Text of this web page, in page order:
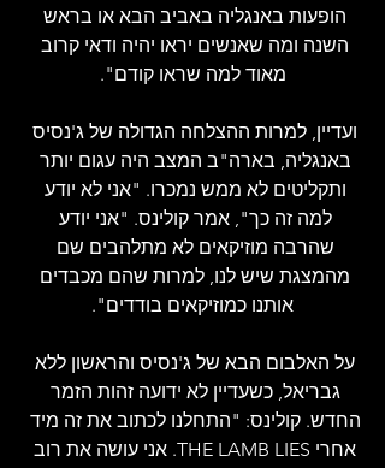
הופעות באנגליה באביב הבא או בראש
השנה ומה שאנשים יראו יהיה ודאי קרוב
מאוד למה שראו קודם".
ועדיין, למרות ההצלחה הגדולה של ג'נסיס
באנגליה, בארה"ב המצב היה עגום יותר
ותקליטים לא ממש נמכרו. "אני לא יודע
למה זה כך", אמר קולינס. "אני יודע
שהרבה מוזיקאים לא מתלהבים שם
מהמצגת שיש לנו, למרות שהם מכבדים
אותנו כמוזיקאים בודדים".
על האלבום הבא של ג'נסיס והראשון ללא
גבריאל, כשעדיין לא ידועה זהות הזמר
החדש. קולינס: "התחלנו לכתוב את זה מיד
אחרי THE LAMB LIES. אני עושה את רוב